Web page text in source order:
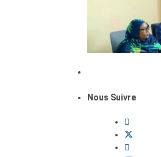
Nous Suivre